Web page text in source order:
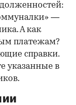
—
А как
платежам?
справки.
указанные в